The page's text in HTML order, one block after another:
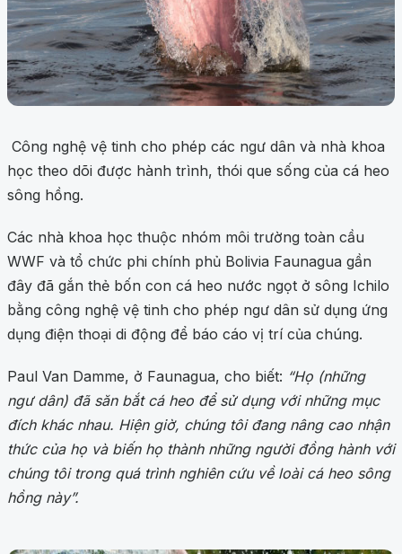
Công nghệ vệ tinh cho phép các ngư dân và nhà khoa
học theo dõi được hành trình, thói que sống của cá heo
sông hồng.
Các nhà khoa học thuộc nhóm môi trường toàn cầu
WWF và tổ chức phi chính phủ Bolivia Faunagua gần
đây đã gắn thẻ bốn con cá heo nước ngọt ở sông Ichilo
bằng công nghệ vệ tinh cho phép ngư dân sử dụng ứng
dụng điện thoại di động để báo cáo vị trí của chúng.
Paul Van Damme, ở Faunagua, cho biết: “Họ (những
ngư dân) đã săn bắt cá heo để sử dụng với những mục
đích khác nhau. Hiện giờ, chúng tôi đang nâng cao nhận
thức của họ và biến họ thành những người đồng hành với
chúng tôi trong quá trình nghiên cứu về loài cá heo sông
hồng này”.